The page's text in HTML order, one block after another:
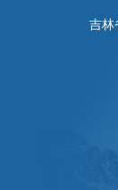
吉林